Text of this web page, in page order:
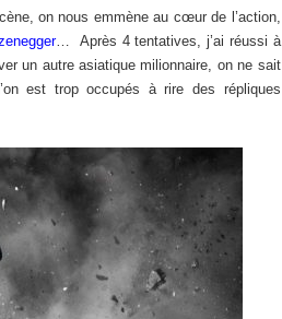
on nous emmène au cœur de l’action,
… Après 4 tentatives, j’ai réussi à
un autre asiatique milionnaire, on ne sait
est trop occupés à rire des répliques